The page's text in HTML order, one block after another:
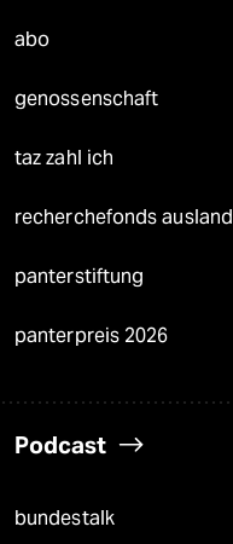
abo
genossenschaft
taz zahl ich
recherchefonds ausland
panterstiftung
panterpreis 2026
Podcast
bundestalk